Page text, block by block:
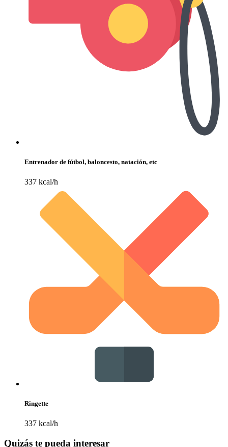
Entrenador de fútbol, baloncesto, natación, etc
337 kcal/h
Ringette
337 kcal/h
Quizás te pueda interesar